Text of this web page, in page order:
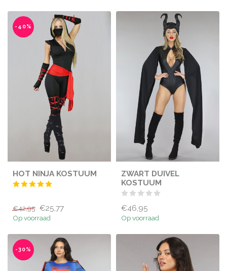
-40%
HOT NINJA KOSTUUM
€42,95 €25,77
Op voorraad
ZWART DUIVEL
KOSTUUM
€46,95
Op voorraad
-30%